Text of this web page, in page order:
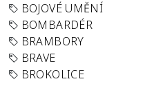
BOJOVÉ UMĚNÍ
BOMBARDÉR
BRAMBORY
BRAVE
BROKOLICE